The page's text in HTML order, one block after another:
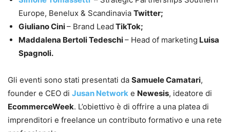
Europe, Benelux & Scandinavia Twitter;
Giuliano Cini– Brand Lead TikTok;
Maddalena Bertoli Tedeschi– Head of marketing Luisa
Spagnoli.
Gli eventi sono stati presentati da Samuele Camatari,
founder e CEO di Jusan Network e Newesis, ideatore di
EcommerceWeek. L’obiettivo è di offrire a una platea di
imprenditori e freelance un contributo formativo e una rete